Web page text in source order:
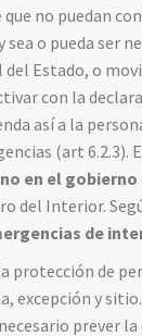
no puedan
o pueda ser
Estado, o
con la
así a la
(art 6.2.3).
en el
del Interior.
de
protección de
excepción y sitio.
prever